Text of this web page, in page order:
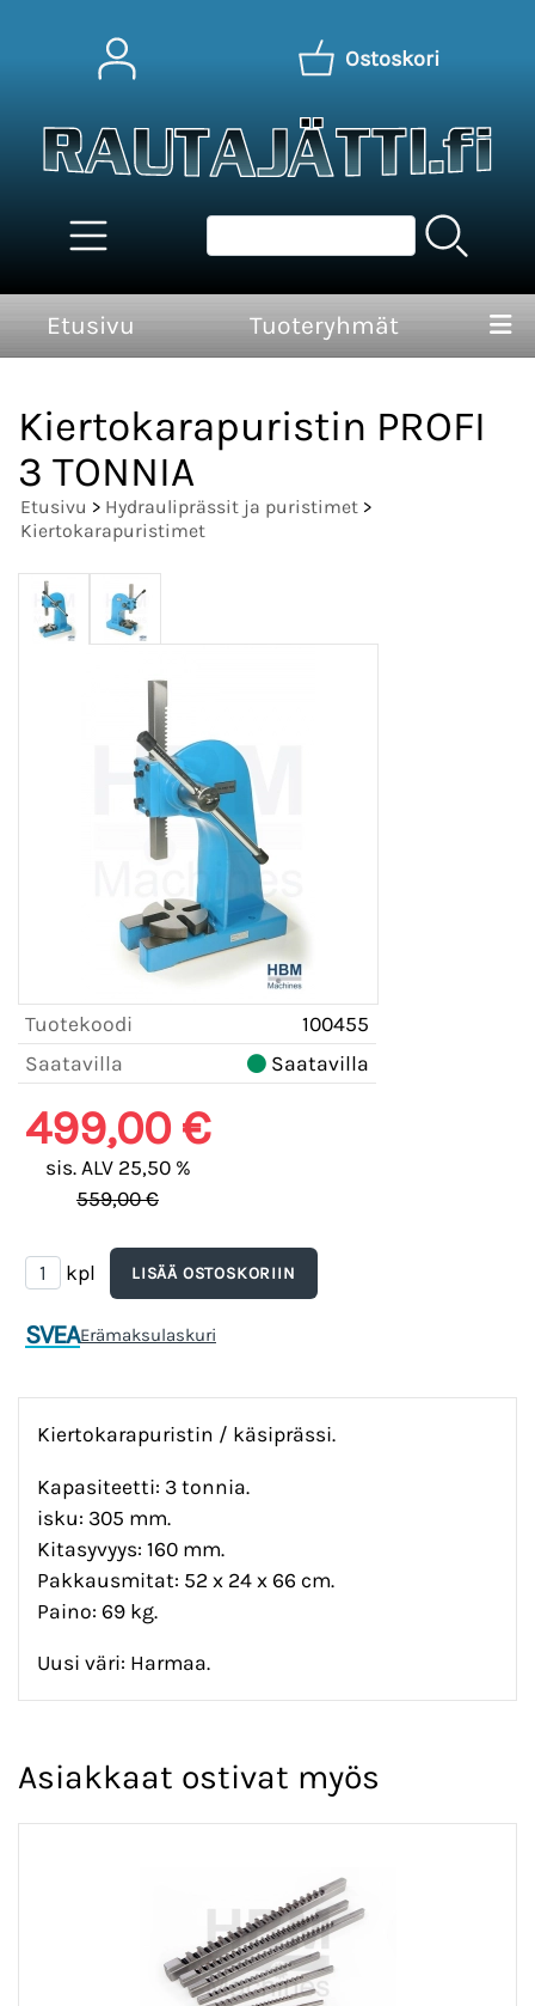
Ostoskori
Etusivu Tuoteryhmät
Kiertokarapuristin PROFI
3 TONNIA
Etusivu > Hydrauliprässit ja puristimet >
Kiertokarapuristimet
Tuotekoodi
100455
Saatavilla
Saatavilla
499,00 €
sis. ALV 25,50 %
559,00 €
kpl
SVEAErämaksulaskuri
Kiertokarapuristin / käsiprässi.
Kapasiteetti: 3 tonnia.
isku: 305 mm.
Kitasyvyys: 160 mm.
Pakkausmitat: 52 x 24 x 66 cm.
Paino: 69 kg.
Uusi väri: Harmaa.
Asiakkaat ostivat myös